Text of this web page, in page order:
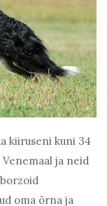
kiiruseni kuni 34
ja neid
oma õrna ja